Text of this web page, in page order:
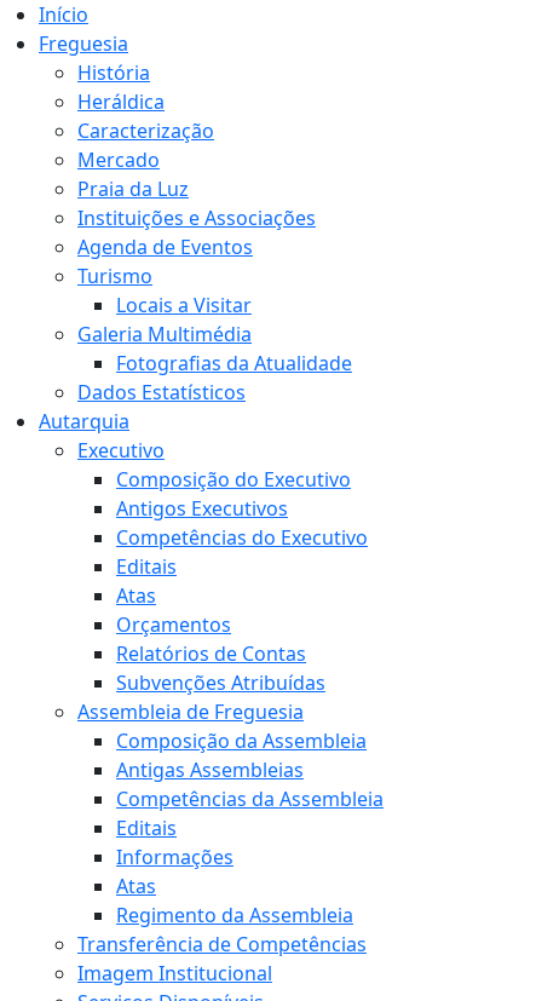
Início
Freguesia
História
Heráldica
Caracterização
Mercado
Praia da Luz
Instituições e Associações
Agenda de Eventos
Turismo
Locais a Visitar
Galeria Multimédia
Fotografias da Atualidade
Dados Estatísticos
Autarquia
Executivo
Composição do Executivo
Antigos Executivos
Competências do Executivo
Editais
Atas
Orçamentos
Relatórios de Contas
Subvenções Atribuídas
Assembleia de Freguesia
Composição da Assembleia
Antigas Assembleias
Competências da Assembleia
Editais
Informações
Atas
Regimento da Assembleia
Transferência de Competências
Imagem Institucional